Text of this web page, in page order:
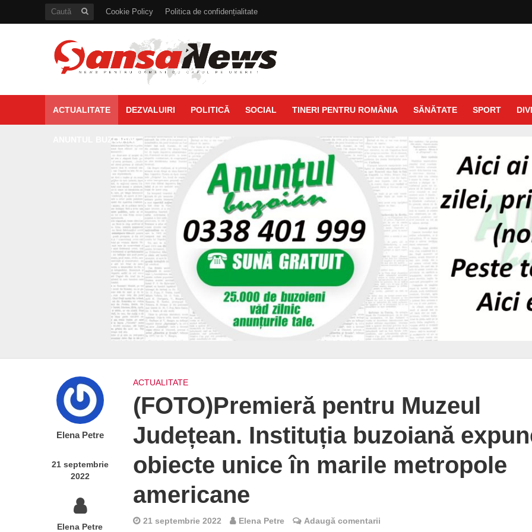
Cookie Policy Politica de confidențialitate
ACTUALITATE DEZVALUIRI POLITICĂ SOCIAL TINERI PENTRU ROMÂNIA SĂNĂTATE SPORT
ANUNTUL BUZOIAN
Elena Petre
21 septembrie
2022
Elena Petre
ACTUALITATE
(FOTO)Premieră pentru Muzeul
Județean. Instituția buzoiană
obiecte unice în marile metropole
americane
21 septembrie 2022 Elena Petre Adaugă comentarii